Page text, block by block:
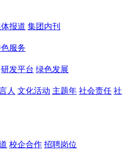
报道 集团内刊
服务
研发平台 绿色发展
人 文化活动 主题年 社会责任 社
校企合作 招聘岗位